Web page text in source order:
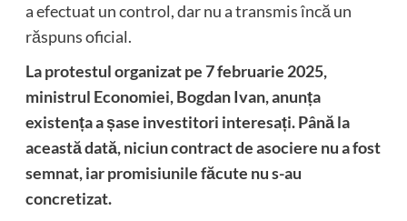
a efectuat un control, dar nu a transmis încă un
răspuns oficial.
La protestul organizat pe 7 februarie 2025,
ministrul Economiei, Bogdan Ivan, anunța
existența a șase investitori interesați. Până la
această dată, niciun contract de asociere nu a fost
semnat, iar promisiunile făcute nu s-au
concretizat.